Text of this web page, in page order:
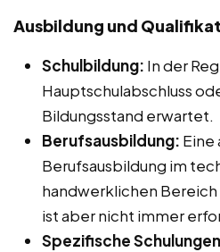
Ausbildung und
Schulbildung: In der
Hauptschulabschluss
Bildungsstand erwartet.
Berufsausbildung: Eine
Berufsausbildung im
handwerklichen Bereich
ist aber nicht immer
Spezifische